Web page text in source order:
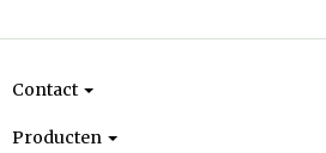
Contact
Producten